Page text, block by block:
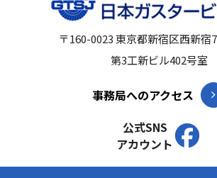
〒160-0023 東京都新宿区西新宿
第3工新ビル402号室
事務局へのアクセス
公式SNS
アカウント